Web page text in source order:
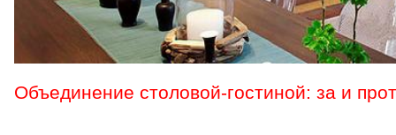
Объединение столовой-гостиной: за и